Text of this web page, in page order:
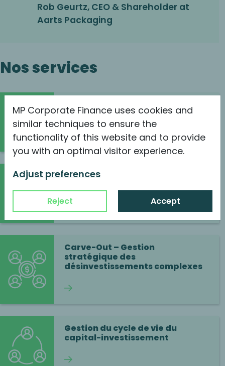
MP Corporate Finance uses cookies and
similar techniques to ensure the
functionality of this website and to provide
you with an optimal visitor experience.
Adjust preferences
Reject Accept
Rob Geurtz, CEO & Shareholder at
Aarts Packaging
Nos services
Buy & Build pour une croissance
accélérée
Continuer la lecture
Buy-Side – Accompagnement
Continuer la lecture
Carve-Out – Gestion
stratégique des
désinvestissements complexes
Gestion du cycle de vie du
capital-investissement